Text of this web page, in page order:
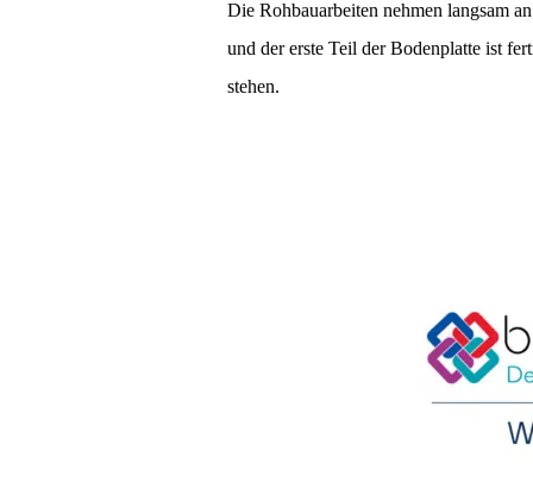
Die Rohbauarbeiten nehmen langsam
und der erste Teil der Bodenplatte ist
stehen.